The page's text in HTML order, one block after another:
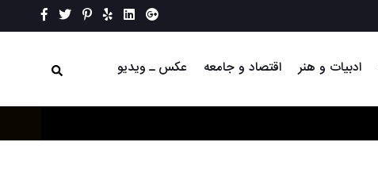
ادبیات و هنر اقتصاد و جامعه عکس ـ ویدیو